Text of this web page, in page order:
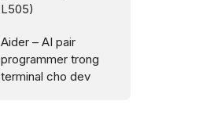
L505)
Aider – AI pair
programmer trong
terminal cho dev